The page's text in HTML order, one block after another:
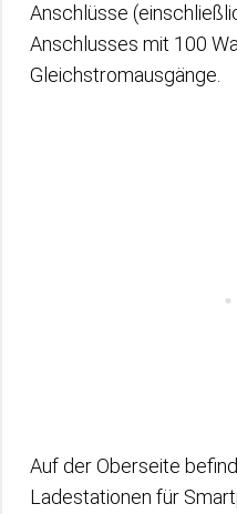
Anschlüsse
Anschlusses mit 100
Gleichstromausgänge.
Auf der Oberseite
Ladestationen für